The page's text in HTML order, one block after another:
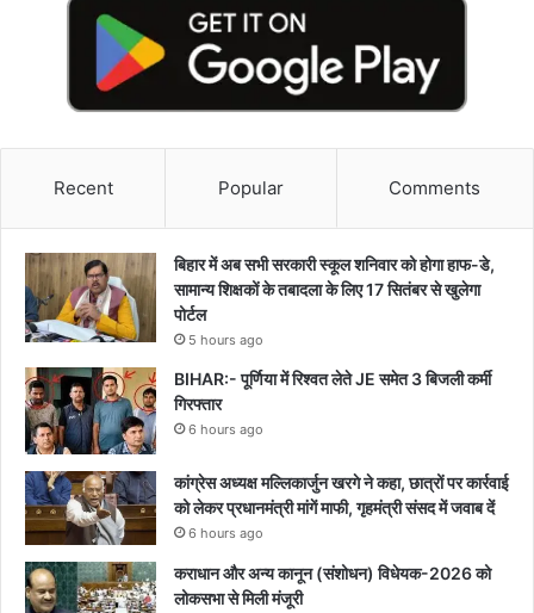
Recent Popular Comments
बिहार में अब सभी सरकारी स्कूल शनिवार को होगा हाफ-डे,
सामान्य शिक्षकों के तबादला के लिए 17 सितंबर से खुलेगा
पोर्टल
5 hours ago
BIHAR:- पूर्णिया में रिश्वत लेते JE समेत 3 बिजली कर्मी
गिरफ्तार
6 hours ago
कांग्रेस अध्यक्ष मल्लिकार्जुन खरगे ने कहा, छात्रों पर कार्रवाई
को लेकर प्रधानमंत्री मांगें माफी, गृहमंत्री संसद में जवाब दें
6 hours ago
कराधान और अन्य कानून (संशोधन) विधेयक-2026 को
लोकसभा से मिली मंजूरी